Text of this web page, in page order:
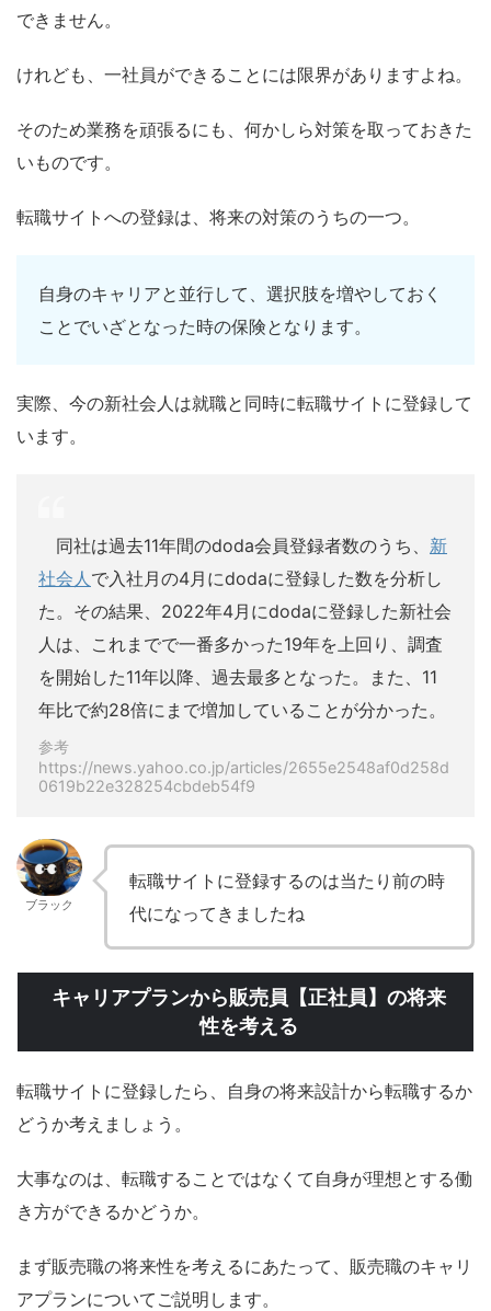
できません。
けれども、一社員ができることには限界がありますよね。
そのため業務を頑張るにも、何かしら対策を取っておきた
いものです。
転職サイトへの登録は、将来の対策のうちの一つ。
自身のキャリアと並行して、選択肢を増やしておく
ことでいざとなった時の保険となります。
実際、今の新社会人は就職と同時に転職サイトに登録して
います。
同社は過去11年間のdoda会員登録者数のうち、 新
社会人 で入社月の4月にdodaに登録した数を分析し
た。その結果、2022年4月にdodaに登録した新社会
人は、これまでで一番多かった19年を上回り、調査
を開始した11年以降、過去最多となった。また、11
年比で約28倍にまで増加していることが分かった。
参考
https://news.yahoo.co.jp/articles/2655e2548af0d258d
0619b22e328254cbdeb54f9
ブラック
転職サイトに登録するのは当たり前の時
代になってきましたね
キャリアプランから販売員【正社員】の将来
性を考える
転職サイトに登録したら、自身の将来設計から転職するか
どうか考えましょう。
大事なのは、転職することではなくて自身が理想とする働
き方ができるかどうか。
まず販売職の将来性を考えるにあたって、販売職のキャリ
アプランについてご説明します。